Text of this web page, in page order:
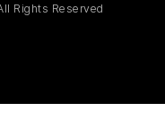
Rights Reserved